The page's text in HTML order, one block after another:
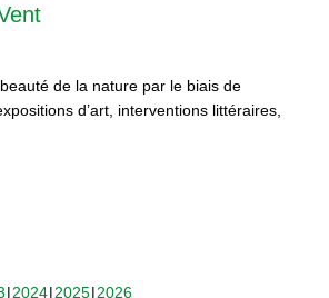
de la nature par le biais de
d’art, interventions littéraires,
2024 2025 2026